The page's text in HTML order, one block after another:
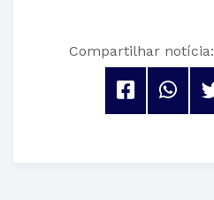
Compartilhar notícia: